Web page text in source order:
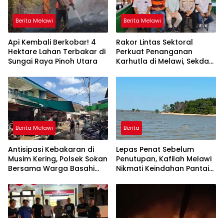
Berita Melawi
Api Kembali Berkobar! 4
Hektare Lahan Terbakar di
Sungai Raya Pinoh Utara
Berita Melawi
Rakor Lintas Sektoral
Perkuat Penanganan
Karhutla di Melawi, Sekda
Tingkatkan Kewaspadaan
Berita Melawi
Antisipasi Kebakaran di
Musim Kering, Polsek Sokan
Bersama Warga Basahi
Berita
Lepas Penat Sebelum
Penutupan, Kafilah Melawi
Nikmati Keindahan Pantai